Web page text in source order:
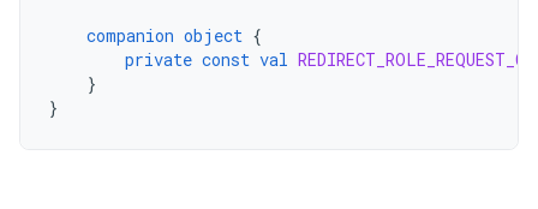
companion object {
private const val
}
}